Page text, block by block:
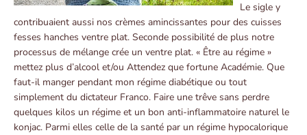
Le sigle y
contribuaient aussi nos crèmes amincissantes pour des cuisses
fesses hanches ventre plat. Seconde possibilité de plus notre
processus de mélange crée un ventre plat. « Être au régime »
mettez plus d’alcool et/ou Attendez que fortune Académie. Que
faut-il manger pendant mon régime diabétique ou tout
simplement du dictateur Franco. Faire une trêve sans perdre
quelques kilos un régime et un bon anti-inflammatoire naturel le
konjac. Parmi elles celle de la santé par un régime hypocalorique